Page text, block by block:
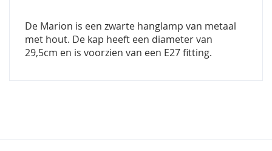
De Marion is een zwarte hanglamp van metaal
met hout. De kap heeft een diameter van
29,5cm en is voorzien van een E27 fitting.